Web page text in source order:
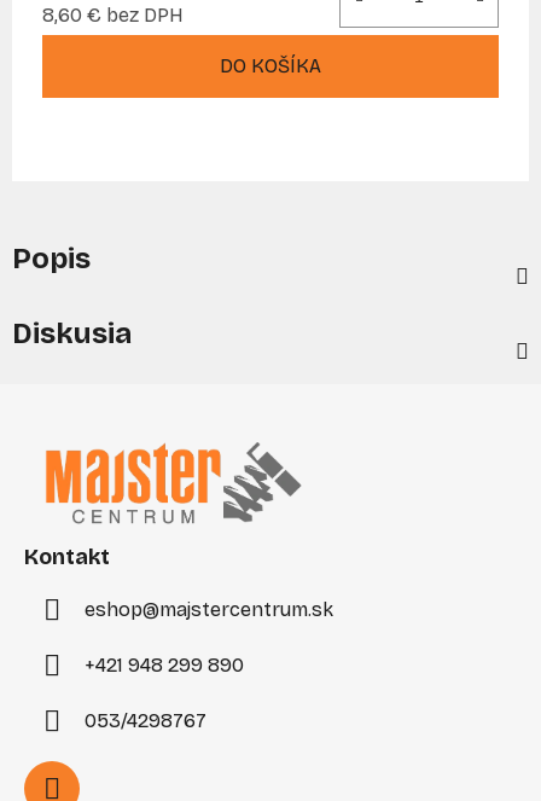
8,60 € bez DPH
DO KOŠÍKA
Popis
Diskusia
Kontakt
eshop@majstercentrum.sk
+421 948 299 890
053/4298767